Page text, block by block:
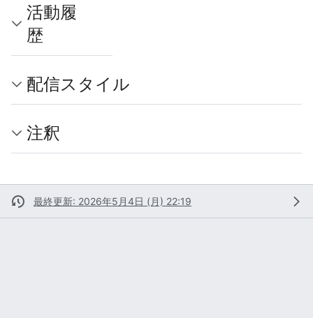
活動履
歴
配信スタイル
注釈
最終更新: 2026年5月4日 (月) 22:19